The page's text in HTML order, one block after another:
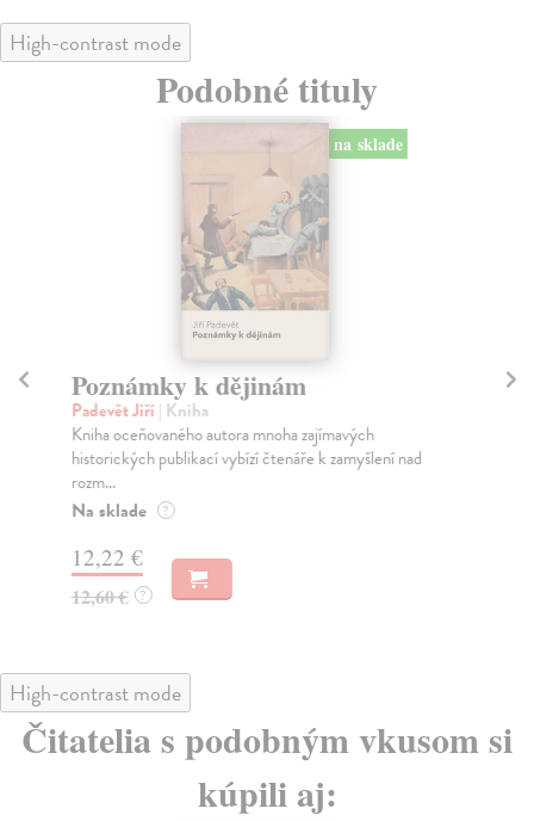
High-contrast mode
Podobné tituly
na sklade
Poznámky k dějinám
Padevět Jiří | Kniha
Kniha oceňovaného autora mnoha zajímavých
historických publikací vybízí čtenáře k zamyšlení nad
rozm...
Na sklade ?
12,22 €
12,60 € ?
High-contrast mode
Čitatelia s podobným vkusom si
kúpili aj: